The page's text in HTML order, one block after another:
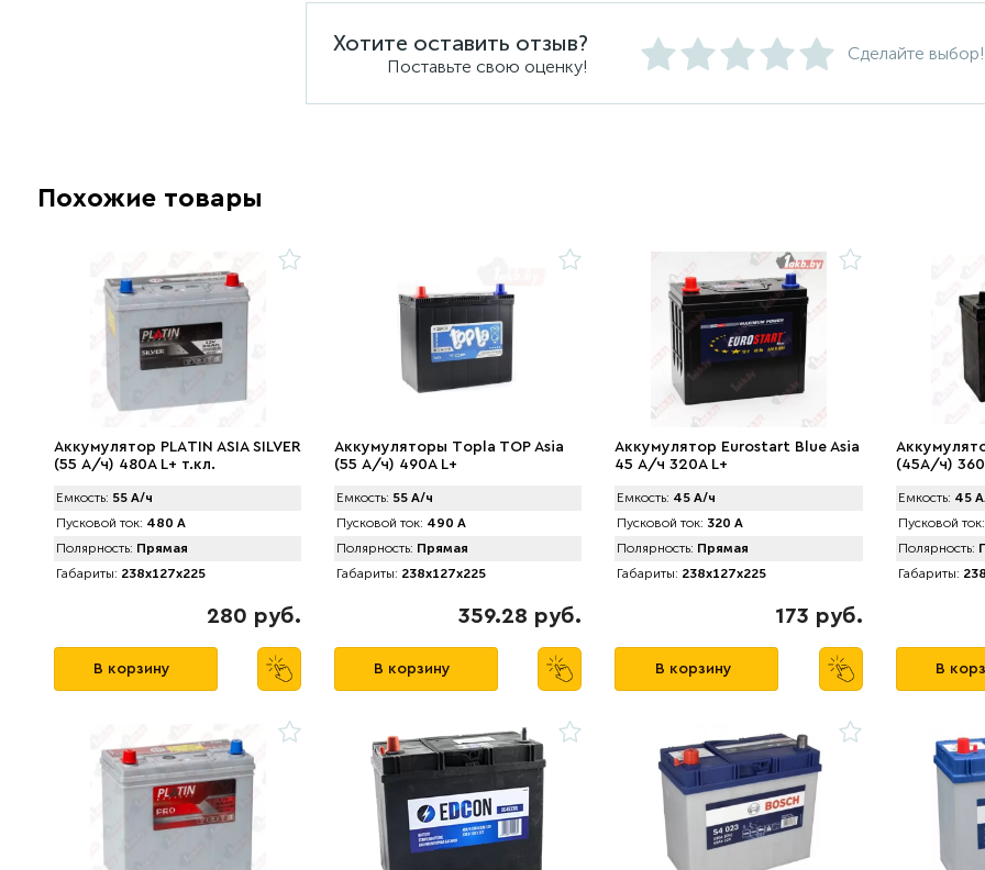
Хотите оставить отзыв?
Поставьте свою оценку!
Сделайте выбор!
Похожие товары
Аккумулятор PLАTIN ASIA SILVER
(55 А/ч) 480A L+ т.кл.
Емкость: 55 А/ч
Пусковой ток: 480 А
Полярность: Прямая
Габариты: 238x127x225
280 руб.
В корзину
Аккумуляторы Tоpla TOP Asia
(55 А/ч) 490A L+
Емкость: 55 А/ч
Пусковой ток: 490 А
Полярность: Прямая
Габариты: 238x127x225
359.28 руб.
В корзину
Аккумулятор Eurostart Blue Asia
45 А/ч 320A L+
Емкость: 45 А/ч
Пусковой ток: 320 А
Полярность: Прямая
Габариты: 238x127x225
173 руб.
В корзину
(45А/ч)
Емкость: 45
Пусковой ток:
Полярность:
Габариты:
В